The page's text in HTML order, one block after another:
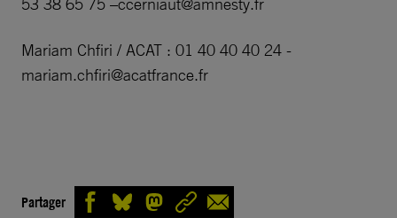
Mariam Chfiri / ACAT : 01 40 40 40 24 -
mariam.chfiri@acatfrance.fr
Partager